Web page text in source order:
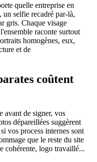
quelle entreprise en
selfie recadré par-là,
gris. Chaque visage
raconte surtout
homogènes, eux,
et de
coûtent
avant de signer, vos
dépareillées suggèrent
vos process internes sont
que le reste du site
cohérente, logo travaillé...